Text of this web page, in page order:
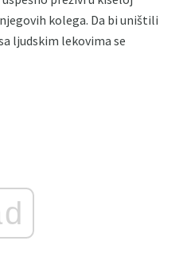
kolega. Da bi uništili
ljudskim lekovima se